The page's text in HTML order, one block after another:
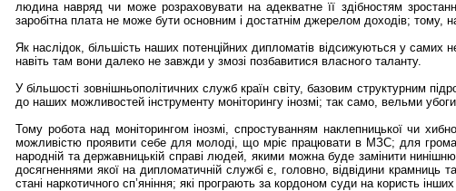
людина навряд чи може розраховувати на адекватне її здібностям
заробітна плата не може бути основним і достатнім джерелом доходів;
Як наслідок, більшість наших потенційних дипломатів відсижуються у самих
навіть там вони далеко не завжди у змозі позбавитися власного таланту.
У більшості зовнішньополітичних служб країн світу, базовим структурним
до наших можливостей інструменту моніторингу інозмі; так само, вельми
Тому робота над моніторингом інозмі, спростуванням наклепницької чи
можливістю проявити себе для молоді, що мріє працювати в МЗС; для
народній та державницькій справі людей, якими можна буде замінити
досягненнями якої на дипломатичній службі є, головно, відвідини
стані наркотичного сп’яніння; які програють за кордоном суди на користь